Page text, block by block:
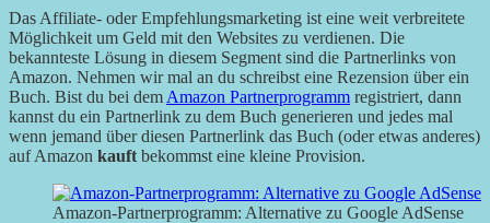
Das Affiliate- oder Empfehlungsmarketing ist eine weit verbreitete
Möglichkeit um Geld mit den Websites zu verdienen. Die
bekannteste Lösung in diesem Segment sind die Partnerlinks von
Amazon. Nehmen wir mal an du schreibst eine Rezension über ein
Buch. Bist du bei dem Amazon Partnerprogramm registriert, dann
kannst du ein Partnerlink zu dem Buch generieren und jedes mal
wenn jemand über diesen Partnerlink das Buch (oder etwas anderes)
auf Amazon kauft bekommst eine kleine Provision.
Amazon-Partnerprogramm: Alternative zu Google AdSense